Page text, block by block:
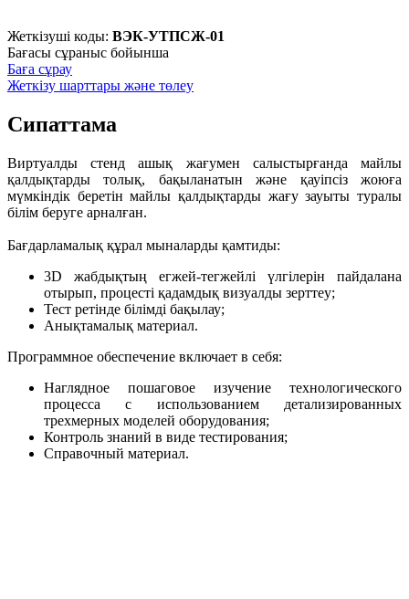
Жеткізуші коды: ВЭК-УТПСЖ-01
Бағасы сұраныс бойынша
Баға сұрау
Жеткізу шарттары және төлеу
Сипаттама
Виртуалды стенд ашық жағумен салыстырғанда майлы
қалдықтарды толық, бақыланатын және қауіпсіз жоюға
мүмкіндік беретін майлы қалдықтарды жағу зауыты туралы
білім беруге арналған.
Бағдарламалық құрал мыналарды қамтиды:
3D жабдықтың егжей-тегжейлі үлгілерін пайдалана
отырып, процесті қадамдық визуалды зерттеу;
Тест ретінде білімді бақылау;
Анықтамалық материал.
Программное обеспечение включает в себя:
Наглядное пошаговое изучение технологического
процесса с использованием детализированных
трехмерных моделей оборудования;
Контроль знаний в виде тестирования;
Справочный материал.